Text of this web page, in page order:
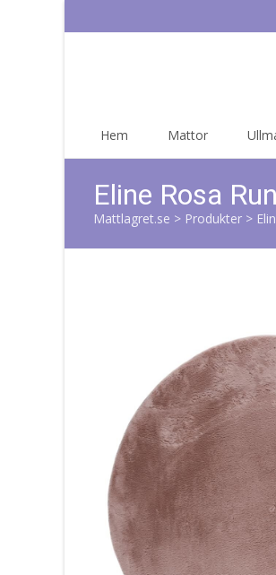
Hem Mattor
Eline Rosa
Mattlagret.se > Produkter >